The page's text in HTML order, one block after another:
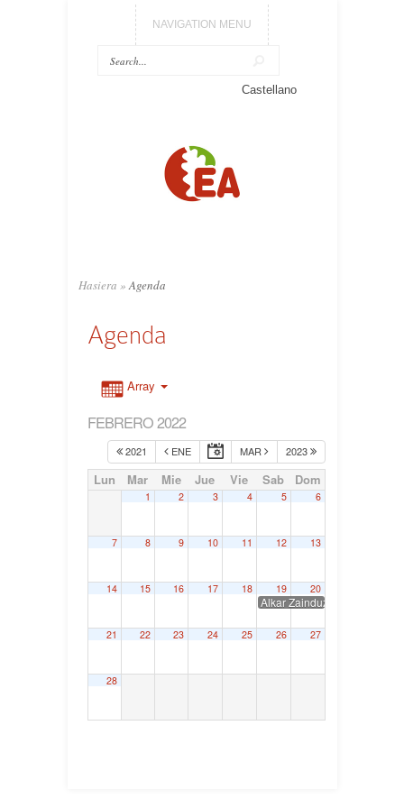
NAVIGATION MENU
Castellano
Hasiera » Agenda
Agenda
Array
FEBRERO 2022
2021 ENE MAR 2023
Lun Mar Mie Jue Vie Sab Dom
1 2 3 4 5 6
7 8 9 10 11 12 13
14 15 16 17 18 19
Alkar Zainduz, XIII Congreso
20
21 22 23 24 25 26 27
28